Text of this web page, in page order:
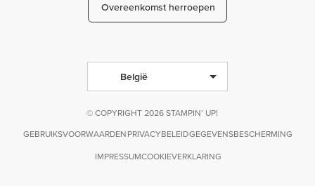
Overeenkomst herroepen
België
© COPYRIGHT 2026 STAMPIN’ UP!
GEBRUIKSVOORWAARDEN PRIVACYBELEIDGEGEVENSBESCHERMING
IMPRESSUMCOOKIEVERKLARING